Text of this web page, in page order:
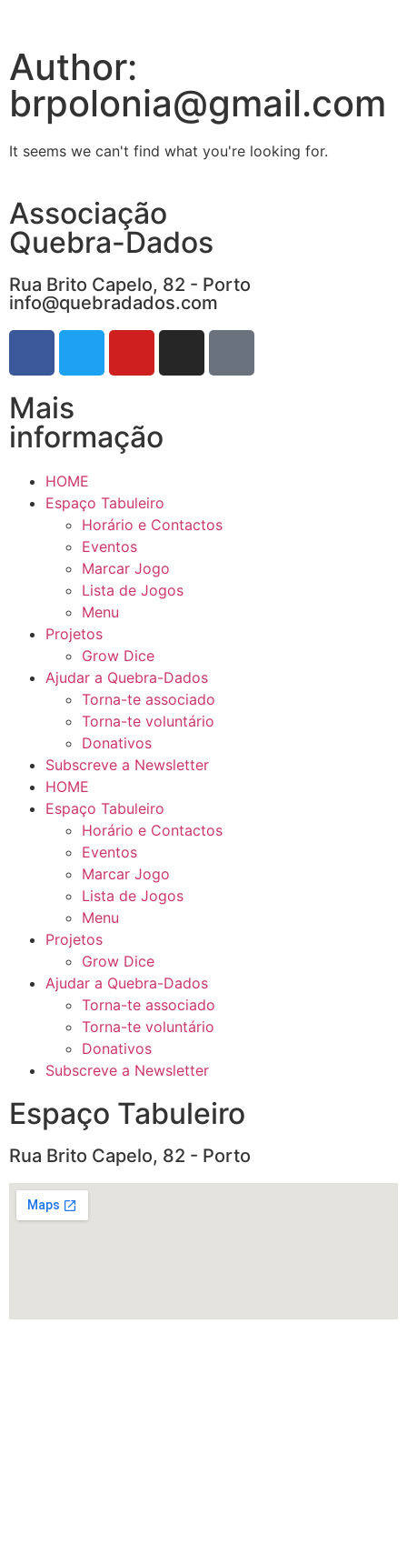
Author:
brpolonia@gmail.com
It seems we can't find what you're looking for.
Associação
Quebra-Dados
Rua Brito Capelo, 82 - Porto
info@quebradados.com
Mais
informação
HOME
Espaço Tabuleiro
Horário e Contactos
Eventos
Marcar Jogo
Lista de Jogos
Menu
Projetos
Grow Dice
Ajudar a Quebra-Dados
Torna-te associado
Torna-te voluntário
Donativos
Subscreve a Newsletter
HOME
Espaço Tabuleiro
Horário e Contactos
Eventos
Marcar Jogo
Lista de Jogos
Menu
Projetos
Grow Dice
Ajudar a Quebra-Dados
Torna-te associado
Torna-te voluntário
Donativos
Subscreve a Newsletter
Espaço Tabuleiro
Rua Brito Capelo, 82 - Porto